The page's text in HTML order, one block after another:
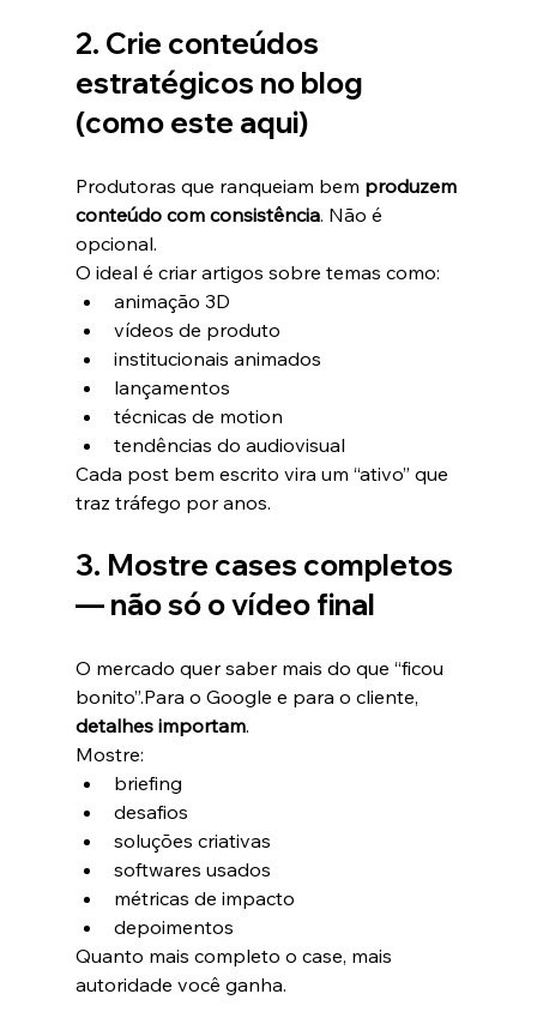
2. Crie conteúdos
estratégicos no blog
(como este aqui)
Produtoras que ranqueiam bem produzem
conteúdo com consistência. Não é
opcional.
O ideal é criar artigos sobre temas como:
animação 3D
vídeos de produto
institucionais animados
lançamentos
técnicas de motion
tendências do audiovisual
Cada post bem escrito vira um “ativo” que
traz tráfego por anos.
3. Mostre cases completos
— não só o vídeo final
O mercado quer saber mais do que “ficou
bonito”.Para o Google e para o cliente,
detalhes importam.
Mostre:
briefing
desafios
soluções criativas
softwares usados
métricas de impacto
depoimentos
Quanto mais completo o case, mais
autoridade você ganha.